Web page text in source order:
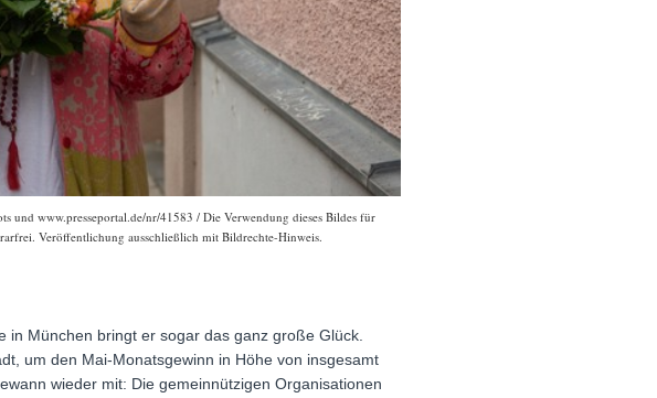
und www.presseportal.de/nr/41583 / Die Verwendung dieses Bildes für
Veröffentlichung ausschließlich mit Bildrechte-Hinweis.
München bringt er sogar das ganz große Glück.
um den Mai-Monatsgewinn in Höhe von insgesamt
wieder mit: Die gemeinnützigen Organisationen